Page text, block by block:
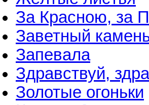
За Красною, за
Заветный
Запевала
Здравствуй,
Золотые огоньки